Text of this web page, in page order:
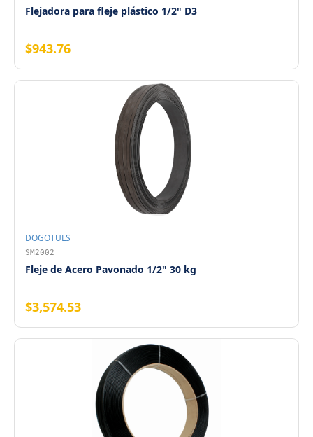
Flejadora para fleje plástico 1/2" D3
$943.76
DOGOTULS
SM2002
Fleje de Acero Pavonado 1/2" 30 kg
$3,574.53